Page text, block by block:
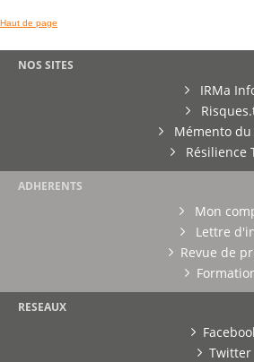
Haut de page
NOS SITES
IRMa
Mémento
Résilience
ADHERENTS
Mon
Lettre
Revue de
RESEAUX
Twitter